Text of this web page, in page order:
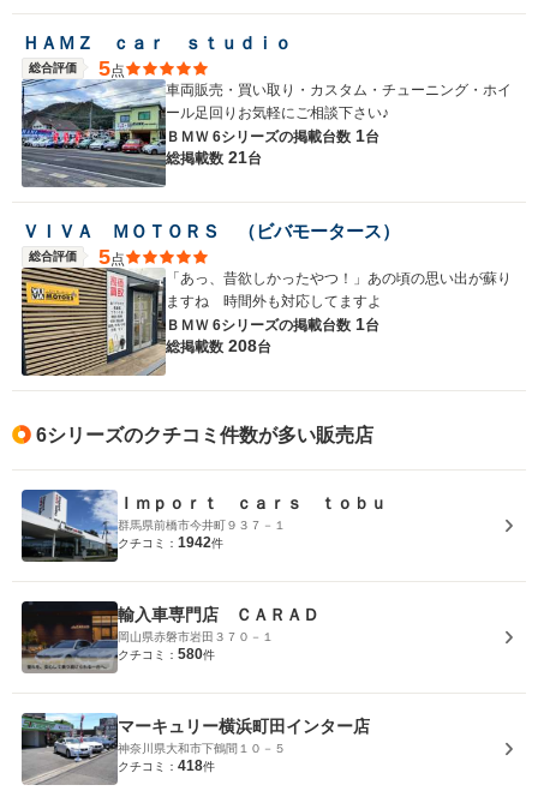
ＨＡＭＺ ｃａｒ ｓｔｕｄｉｏ
総合評価 5点
車両販売・買い取り・カスタム・チューニング・ホイ
ール足回りお気軽にご相談下さい♪
ＢＭＷ 6シリーズの掲載台数 1台
総掲載数 21台
ＶＩＶＡ ＭＯＴＯＲＳ （ビバモータース）
総合評価 5点
「あっ、昔欲しかったやつ！」あの頃の思い出が蘇り
ますね 時間外も対応してますよ
ＢＭＷ 6シリーズの掲載台数 1台
総掲載数 208台
6シリーズのクチコミ件数が多い販売店
Ｉｍｐｏｒｔ ｃａｒｓ ｔｏｂｕ
群馬県前橋市今井町９３７－１
クチコミ： 1942件
輸入車専門店 ＣＡＲＡＤ
岡山県赤磐市岩田３７０－１
クチコミ： 580件
マーキュリー横浜町田インター店
神奈川県大和市下鶴間１０－５
クチコミ： 418件